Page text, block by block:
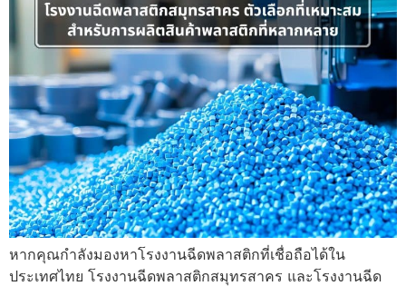
หากคุณกำลังมองหาโรงงานฉีดพลาสติกที่เชื่อถือได้ใน
ประเทศไทย โรงงานฉีดพลาสติกสมุทรสาคร และโรงงานฉีด